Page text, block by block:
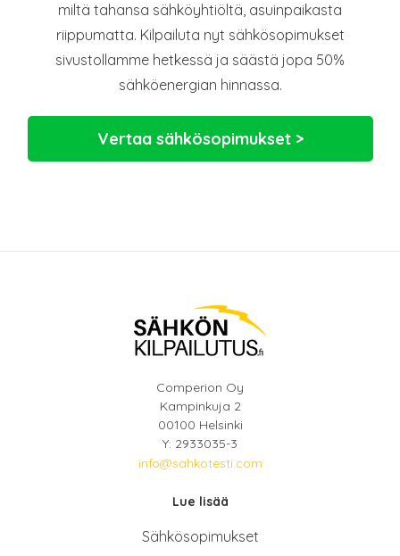
miltä tahansa sähköyhtiöltä, asuinpaikasta
riippumatta. Kilpailuta nyt sähkösopimukset
sivustollamme hetkessä ja säästä jopa 50%
sähköenergian hinnassa.
Vertaa sähkösopimukset >
Comperion Oy
Kampinkuja 2
00100 Helsinki
Y: 2933035-3
info@sahkotesti.com
Lue lisää
Sähkösopimukset